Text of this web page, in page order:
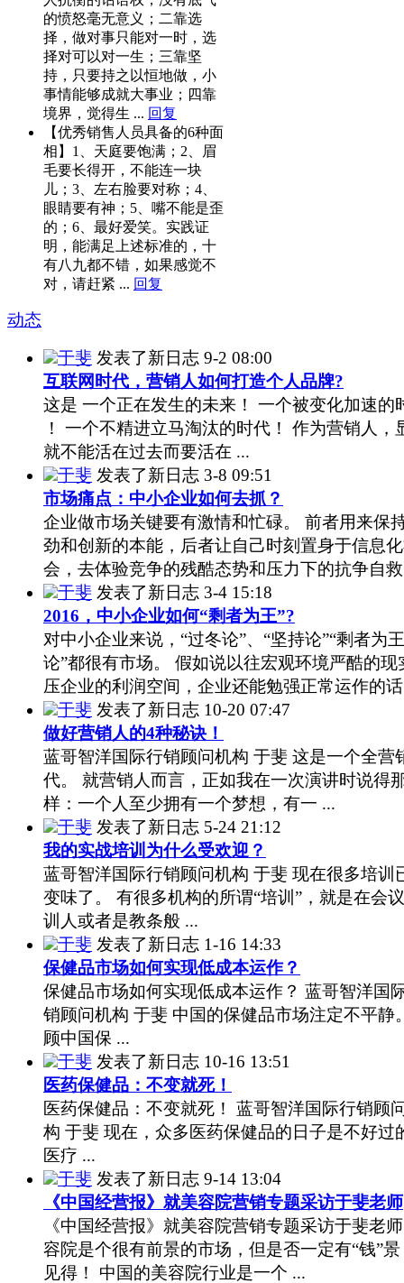
的愤怒毫无意义；二靠选
择，做对事只能对一时，选
择对可以对一生；三靠坚
持，只要持之以恒地做，小
事情能够成就大事业；四靠
境界，觉得生 ... 回复
【优秀销售人员具备的6种面
相】1、天庭要饱满；2、眉
毛要长得开，不能连一块
儿；3、左右脸要对称；4、
眼睛要有神；5、嘴不能是歪
的；6、最好爱笑。实践证
明，能满足上述标准的，十
有八九都不错，如果感觉不
对，请赶紧 ... 回复
动态
于斐 发表了新日志 9-2 08:00
互联网时代，营销人如何打造个人品牌?
这是 一个正在发生的未来！ 一个被变化加速的
！ 一个不精进立马淘汰的时代！ 作为营销人，
就不能活在过去而要活在 ...
于斐 发表了新日志 3-8 09:51
市场痛点：中小企业如何去抓？
企业做市场关键要有激情和忙碌。 前者用来保
劲和创新的本能，后者让自己时刻置身于信息
会，去体验竞争的残酷态势和压力下的抗争自
于斐 发表了新日志 3-4 15:18
2016，中小企业如何“剩者为王”?
对中小企业来说，“过冬论”、“坚持论”“剩者为王
论”都很有市场。 假如说以往宏观环境严酷的现
压企业的利润空间，企业还能勉强正常运作的
于斐 发表了新日志 10-20 07:47
做好营销人的4种秘诀！
蓝哥智洋国际行销顾问机构 于斐 这是一个全营
代。 就营销人而言，正如我在一次演讲时说得
样：一个人至少拥有一个梦想，有一 ...
于斐 发表了新日志 5-24 21:12
我的实战培训为什么受欢迎？
蓝哥智洋国际行销顾问机构 于斐 现在很多培训
变味了。 有很多机构的所谓“培训”，就是在会
训人或者是教条般 ...
于斐 发表了新日志 1-16 14:33
保健品市场如何实现低成本运作？
保健品市场如何实现低成本运作？ 蓝哥智洋国
销顾问机构 于斐 中国的保健品市场注定不平静
顾中国保 ...
于斐 发表了新日志 10-16 13:51
医药保健品：不变就死！
医药保健品：不变就死！ 蓝哥智洋国际行销顾
构 于斐 现在，众多医药保健品的日子是不好过
医疗 ...
于斐 发表了新日志 9-14 13:04
《中国经营报》就美容院营销专题采访于斐老师
《中国经营报》就美容院营销专题采访于斐老
容院是个很有前景的市场，但是否一定有“钱”
见得！ 中国的美容院行业是一个 ...